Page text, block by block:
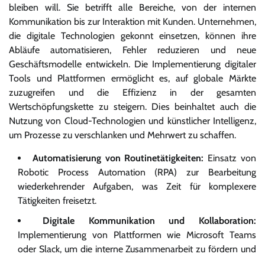
bleiben will. Sie betrifft alle Bereiche, von der internen
Kommunikation bis zur Interaktion mit Kunden. Unternehmen,
die digitale Technologien gekonnt einsetzen, können ihre
Abläufe automatisieren, Fehler reduzieren und neue
Geschäftsmodelle entwickeln. Die Implementierung digitaler
Tools und Plattformen ermöglicht es, auf globale Märkte
zuzugreifen und die Effizienz in der gesamten
Wertschöpfungskette zu steigern. Dies beinhaltet auch die
Nutzung von Cloud-Technologien und künstlicher Intelligenz,
um Prozesse zu verschlanken und Mehrwert zu schaffen.
Automatisierung von Routinetätigkeiten: Einsatz von
Robotic Process Automation (RPA) zur Bearbeitung
wiederkehrender Aufgaben, was Zeit für komplexere
Tätigkeiten freisetzt.
Digitale Kommunikation und Kollaboration:
Implementierung von Plattformen wie Microsoft Teams
oder Slack, um die interne Zusammenarbeit zu fördern und